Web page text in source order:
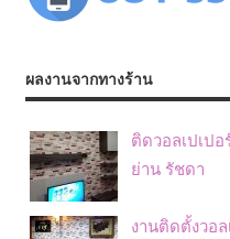
ผลงานจากทางร้าน
ติดวอลเปเป
ย่าน รัชดา
งานติดตั้งวอ